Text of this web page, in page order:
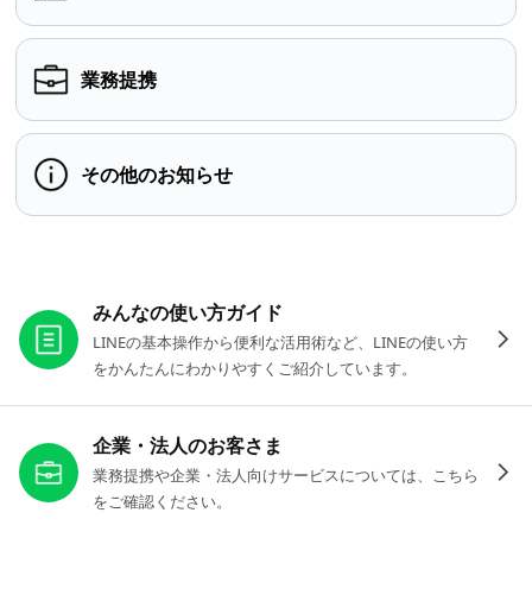
業務提携
その他のお知らせ
みんなの使い方ガイド
LINEの基本操作から便利な活用術など、LINEの使い方
をかんたんにわかりやすくご紹介しています。
企業・法人のお客さま
業務提携や企業・法人向けサービスについては、こちら
をご確認ください。